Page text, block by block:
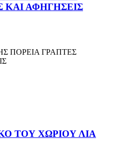
ΚΑΙ ΑΦΗΓΗΣΕΙΣ
ΠΟΡΕΙΑ ΓΡΑΠΤΕΣ
ΤΟΥ ΧΩΡΙΟΥ ΛΙΑ